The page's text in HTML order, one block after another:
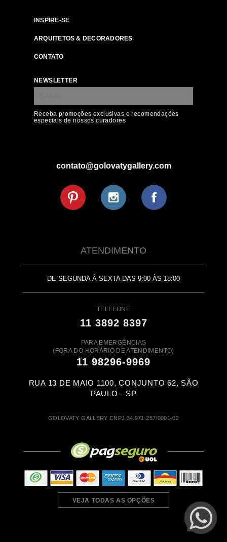
INSPIRE-SE
ARQUITETOS & DECORADORES
CONTATO
NEWSLETTER
Receba promoções exclusivas e recomendações
especiais de nossos curadores
contato@golovatygallery.com
ATENDIMENTO
DE SEGUNDA À SEXTA DAS 9:00 ÀS 18:00
TELEFONE
11 3892 8397
PARA EMERGÊNCIAS
(FORA DO HORÁRIO DE ATENDIMENTO)
11 98296-9969
RUA 13 DE MAIO 1100, CONJUNTO 62, SÃO
PAULO - SP
GOLOVATY GALLERY CNPJ 34.971.257/0001-02
VEJA TODAS AS OPÇÕES